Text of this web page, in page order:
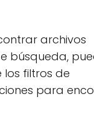
archivos
búsqueda,
filtros de
para